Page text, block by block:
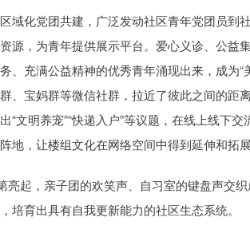
域化党团共建，广泛发动社区青年党团员到
源，为青年提供展示平台。爱心义诊、公益
、充满公益精神的优秀青年涌现出来，成为
、宝妈群等微信社群，拉近了彼此之间的距
“文明养宠”“快递入户”等议题，在线上线下
地，让楼组文化在网络空间中得到延伸和拓展
亮起，亲子团的欢笑声、自习室的键盘声交
培育出具有自我更新能力的社区生态系统。